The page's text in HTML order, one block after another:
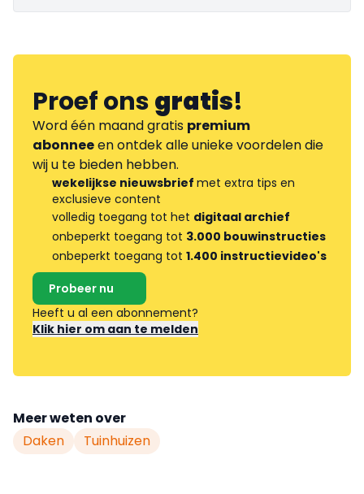
Proef onsgratis!
Word één maand gratis premium
abonneeen ontdek alle unieke voordelen die
wij u te bieden hebben.
wekelijkse nieuwsbrief met extra tips en
exclusieve content
volledig toegang tot het digitaal archief
onbeperkt toegang tot 3.000 bouwinstructies
onbeperkt toegang tot 1.400 instructievideo's
Probeer nu
Heeft u al een abonnement?
Klik hier om aan te melden
Meer weten over
Daken
Tuinhuizen